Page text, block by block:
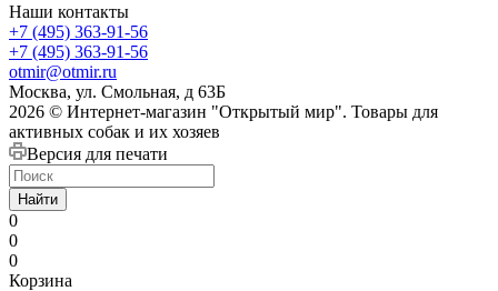
Наши контакты
+7 (495) 363-91-56
+7 (495) 363-91-56
otmir@otmir.ru
Москва, ул. Смольная, д 63Б
2026 © Интернет-магазин "Открытый мир". Товары для
активных собак и их хозяев
Версия для печати
Найти
0
0
0
Корзина